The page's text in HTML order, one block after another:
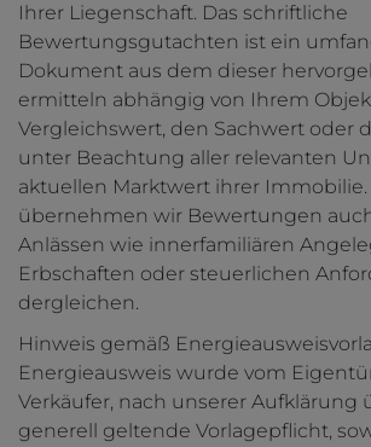
Ihrer Liegenschaft. Das schriftliche
Bewertungsgutachten ist ein
Dokument aus dem dieser
ermitteln abhängig von Ihrem
Vergleichswert, den Sachwert oder
unter Beachtung aller relevanten
aktuellen Marktwert ihrer Immobilie.
übernehmen wir Bewertungen
Anlässen wie innerfamiliären
Erbschaften oder steuerlichen
dergleichen.
Hinweis gemäß
Energieausweis wurde vom
Verkäufer, nach unserer Aufklärung
generell geltende Vorlagepflicht,